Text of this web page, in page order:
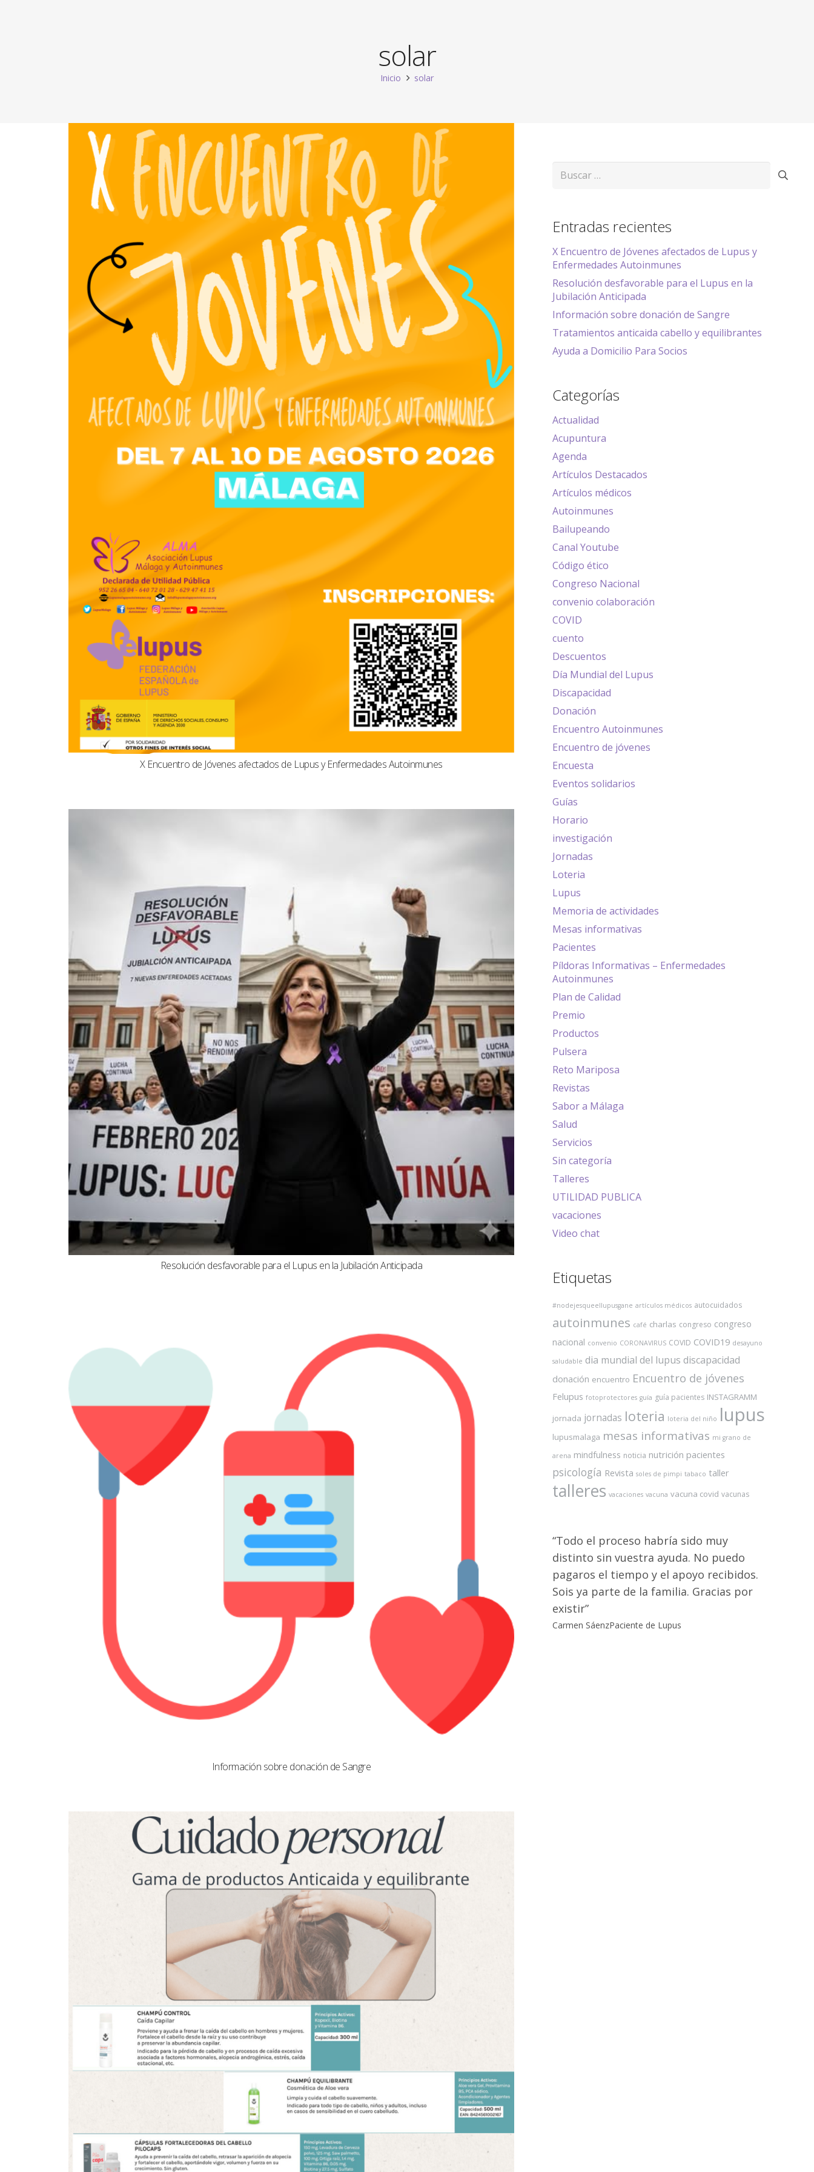
solar
Inicio solar
X Encuentro de Jóvenes afectados de Lupus y Enfermedades Autoinmunes
Resolución desfavorable para el Lupus en la Jubilación Anticipada
Información sobre donación de Sangre
Buscar:
Entradas recientes
X Encuentro de Jóvenes afectados de Lupus y
Enfermedades Autoinmunes
Resolución desfavorable para el Lupus en la
Jubilación Anticipada
Información sobre donación de Sangre
Tratamientos anticaida cabello y equilibrantes
Ayuda a Domicilio Para Socios
Categorías
Actualidad
Acupuntura
Agenda
Artículos Destacados
Artículos médicos
Autoinmunes
Bailupeando
Canal Youtube
Código ético
Congreso Nacional
convenio colaboración
COVID
cuento
Descuentos
Día Mundial del Lupus
Discapacidad
Donación
Encuentro Autoinmunes
Encuentro de jóvenes
Encuesta
Eventos solidarios
Guías
Horario
investigación
Jornadas
Loteria
Lupus
Memoria de actividades
Mesas informativas
Pacientes
Píldoras Informativas – Enfermedades
Autoinmunes
Plan de Calidad
Premio
Productos
Pulsera
Reto Mariposa
Revistas
Sabor a Málaga
Salud
Servicios
Sin categoría
Talleres
UTILIDAD PUBLICA
vacaciones
Video chat
Etiquetas
#nodejesqueellupusgane artículos médicos autocuidados
autoinmunes café charlas congreso congreso
nacional convenio CORONAVIRUS COVID COVID19 desayuno
saludable dia mundial del lupus discapacidad
donación encuentro Encuentro de jóvenes
Felupus fotoprotectores guía guía pacientes INSTAGRAMM
jornada jornadas loteria loteria del niño lupus
lupusmalaga mesas informativas mi grano de
arena mindfulness noticia nutrición pacientes
psicología Revista soles de pimpi tabaco taller
talleres vacaciones vacuna vacuna covid vacunas
Todo el proceso habría sido muy
distinto sin vuestra ayuda. No puedo
pagaros el tiempo y el apoyo recibidos.
Sois ya parte de la familia. Gracias por
existir
Carmen SáenzPaciente de Lupus